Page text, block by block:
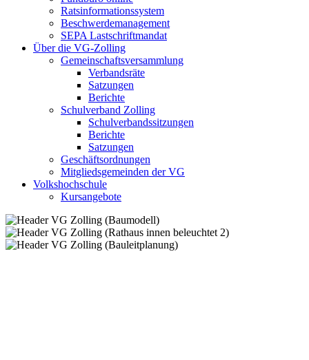
Ratsinformationssystem
Beschwerdemanagement
SEPA Lastschriftmandat
Über die VG-Zolling
Gemeinschaftsversammlung
Verbandsräte
Satzungen
Berichte
Schulverband Zolling
Schulverbandssitzungen
Berichte
Satzungen
Geschäftsordnungen
Mitgliedsgemeinden der VG
Volkshochschule
Kursangebote